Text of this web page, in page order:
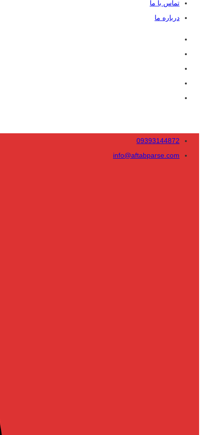
تماس با ما
درباره ما
09393144872
info@aftabparse.com